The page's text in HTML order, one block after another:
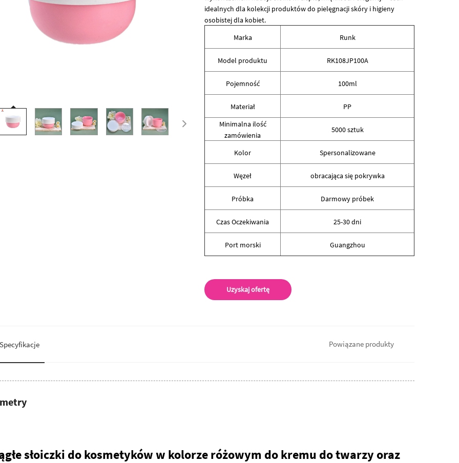
idealnych dla kolekcji produktów do pielęgnacji skóry i higieny
osobistej dla kobiet.
Marka
Runk
Model produktu RK108JP100A
Pojemność 100ml
Materiał
PP
Minimalna ilość
zamówienia
5000 sztuk
Kolor Spersonalizowane
Węzeł obracająca się pokrywka
Próbka Darmowy próbek
Czas Oczekiwania 25-30 dni
Port morski Guangzhou
Uzyskaj ofertę
Specyfikacje Powiązane produkty
słoiczki do kosmetyków w kolorze różowym do kremu do twarzy oraz